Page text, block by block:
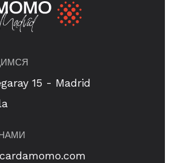
15 - Madrid